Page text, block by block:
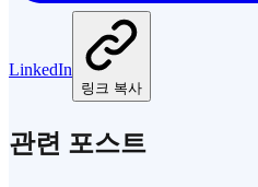
LinkedIn
링크 복사
관련 포스트